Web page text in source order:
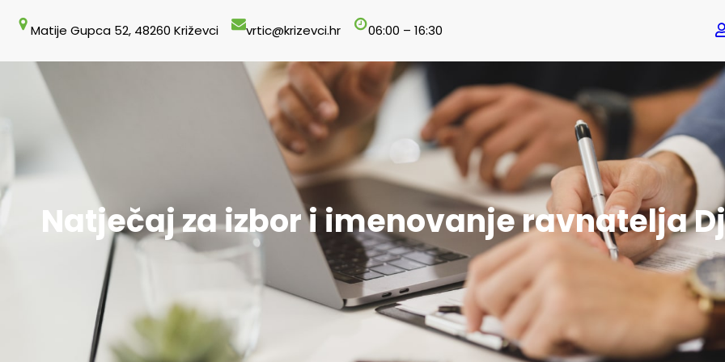
sadržaja
Matije Gupca 52, 48260 Križevci vrtic@krizevci.hr 06:00 – 16:30
Natječaj za izbor i imenovanje ravnatelja